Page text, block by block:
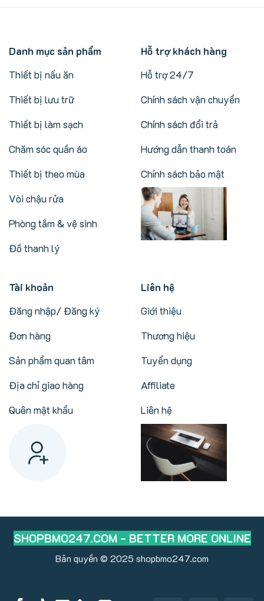
Danh mục sản phẩm
Thiết bị nấu ăn
Thiết bị lưu trữ
Thiết bị làm sạch
Chăm sóc quần áo
Thiết bị theo mùa
Vòi chậu rửa
Phòng tắm & vệ sinh
Đồ thanh lý
Hỗ trợ khách hàng
Hỗ trợ 24/7
Chính sách vận chuyển
Chính sách đổi trả
Hướng dẫn thanh toán
Chính sách bảo mật
Tài khoản
Đăng nhập/ Đăng ký
Đơn hàng
Sản phẩm quan tâm
Địa chỉ giao hàng
Quên mật khẩu
Liên hệ
Giới thiệu
Thương hiệu
Tuyển dụng
Affiliate
Liên hệ
SHOPBMO247.COM - BETTER MORE ONLINE
Bản quyền © 2025 shopbmo247.com